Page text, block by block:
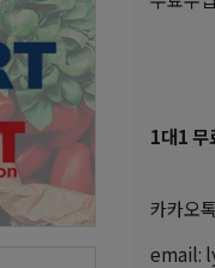
1대1 무
카카오
email: